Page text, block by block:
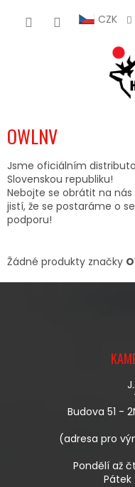
CZK
OWLNV
Jsme oficiálním
Slovenskou republiku!
Nebojte se obrátit na
jistí, že se postaráme o
podporu!
Žádné produkty značky
Budova 51 -
(adresa pro
Pondělí až
Pátek